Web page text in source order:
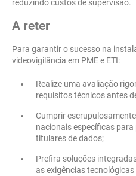
reduzindo custos de supervisão.
A reter
Para garantir o sucesso na
videovigilância em PME e ETI:
Realize uma avaliação
requisitos técnicos antes
Cumprir
nacionais específicas
titulares de dados;
Prefira soluções
as exigências